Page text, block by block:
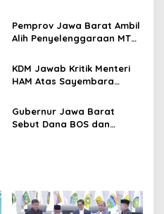
Masyarakat Jadi Fokus
APBD Jabar 2027
Pemprov Jawa Barat Ambil
Alih Penyelenggaraan MTQ
Jadi Tuan Rumah
KDM Jawab Kritik Menteri
HAM Atas Sayembara
Pelaku Kejahatan
Gubernur Jawa Barat
Sebut Dana BOS dan